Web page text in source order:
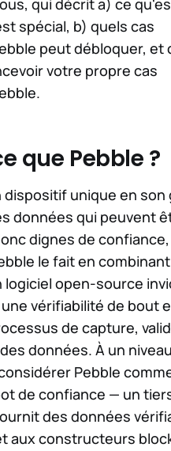
qui décrit a) ce
spécial, b) quels cas
peut débloquer, et
votre propre cas
que Pebble ?
dispositif unique en son
données qui peuvent
dignes de
le fait en
logiciel open-source
vérifiabilité de bout
de capture,
données. À un
Pebble
de confiance — un
des données
aux constructeurs